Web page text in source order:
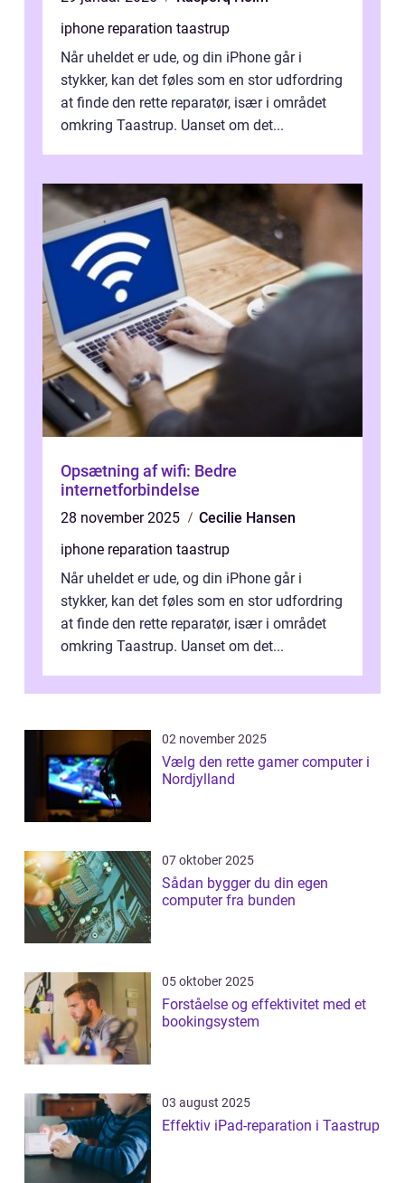
iphone reparation taastrup
Når uheldet er ude, og din iPhone går i
stykker, kan det føles som en stor udfordring
at finde den rette reparatør, især i området
omkring Taastrup. Uanset om det...
Opsætning af wifi: Bedre
internetforbindelse
28 november 2025
Cecilie Hansen
iphone reparation taastrup
Når uheldet er ude, og din iPhone går i
stykker, kan det føles som en stor udfordring
at finde den rette reparatør, især i området
omkring Taastrup. Uanset om det...
02 november 2025
Vælg den rette gamer computer i
Nordjylland
07 oktober 2025
Sådan bygger du din egen
computer fra bunden
05 oktober 2025
Forståelse og effektivitet med et
bookingsystem
03 august 2025
Effektiv iPad-reparation i Taastrup